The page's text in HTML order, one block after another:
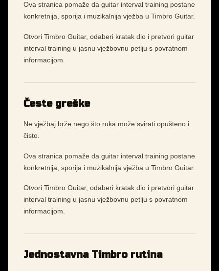
Ova stranica pomaže da guitar interval training postane
konkretnija, sporija i muzikalnija vježba u Timbro Guitar.
Otvori Timbro Guitar, odaberi kratak dio i pretvori guitar
interval training u jasnu vježbovnu petlju s povratnom
informacijom.
Česte greške
Ne vježbaj brže nego što ruka može svirati opušteno i
čisto.
Ova stranica pomaže da guitar interval training postane
konkretnija, sporija i muzikalnija vježba u Timbro Guitar.
Otvori Timbro Guitar, odaberi kratak dio i pretvori guitar
interval training u jasnu vježbovnu petlju s povratnom
informacijom.
Jednostavna Timbro rutina